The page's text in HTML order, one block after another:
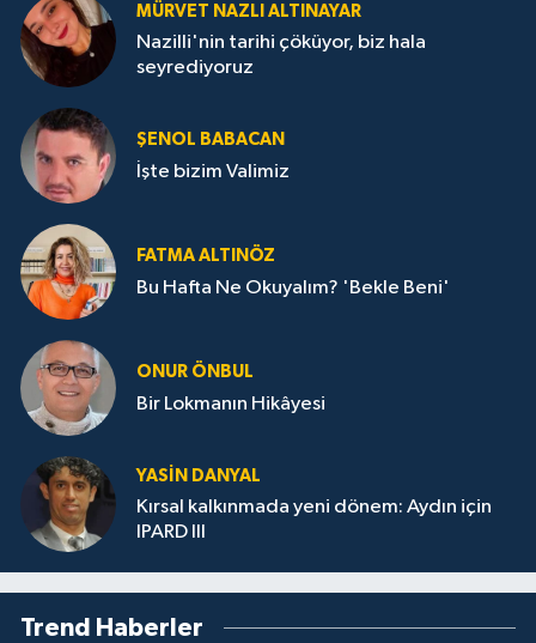
MÜRVET NAZLI ALTINAYAR
Nazilli'nin tarihi çöküyor, biz hala
seyrediyoruz
ŞENOL BABACAN
İşte bizim Valimiz
FATMA ALTINÖZ
Bu Hafta Ne Okuyalım? 'Bekle Beni'
ONUR ÖNBUL
Bir Lokmanın Hikâyesi
YASIN DANYAL
Kırsal kalkınmada yeni dönem: Aydın için
IPARD III
Trend Haberler